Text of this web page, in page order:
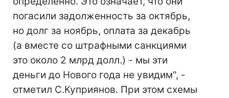
погасили задолженность за октябрь,
но долг за ноябрь, оплата за декабрь
(а вместе со штрафными санкциями
это около 2 млрд долл.) - мы эти
деньги до Нового года не увидим", -
отметил С.Куприянов. При этом схемы